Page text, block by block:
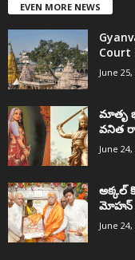
EVEN MORE NEWS
June 25,
మాతృ
వనిత
June 24,
అక్కల్‌
మోహన్
June 24,